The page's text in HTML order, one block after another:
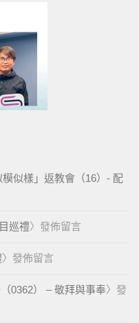
似樣」返教會（16）- 配
巡禮〉發佈留言
〉發佈留言
0362） – 敬拜與事奉〉發